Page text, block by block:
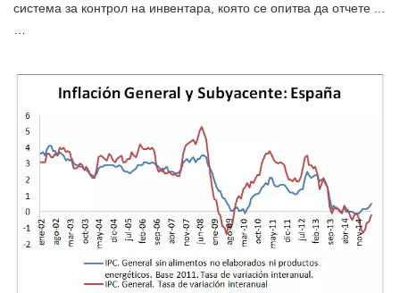
система за контрол на инвентара, която се опитва да отчете ...